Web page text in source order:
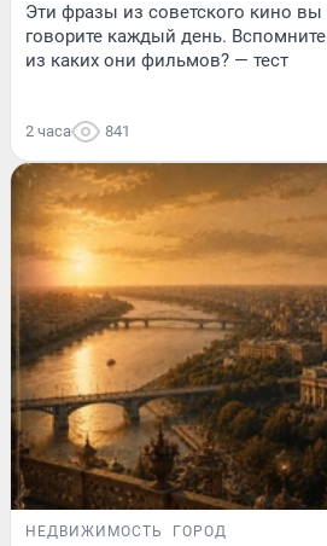
Эти фразы из советского кино вы
говорите каждый день. Вспомните
из каких они фильмов? — тест
2 часа 841
НЕДВИЖИМОСТЬ ГОРОД